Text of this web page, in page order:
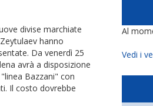
divise marchiate
hanno
Da venerdì 25
avrà a disposizione
Bazzani" con
Il costo dovrebbe
Al
Vedi i